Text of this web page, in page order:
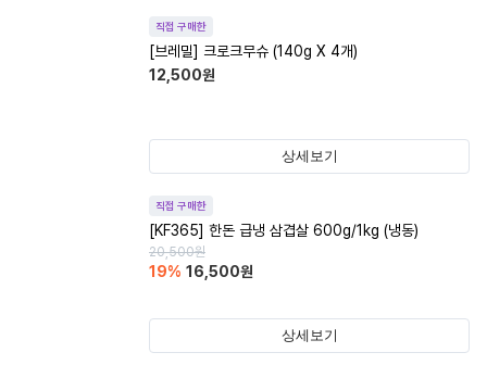
직접 구매한
[브레밀] 크로크무슈 (140g X 4개)
12,500원
상세보기
직접 구매한
[KF365] 한돈 급냉 삼겹살 600g/1kg (냉동)
20,500원
19% 16,500원
상세보기